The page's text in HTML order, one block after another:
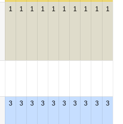
1 1 1 1 1 1 1 1 1 1
3 3 3 3 3 3 3 3 3 3